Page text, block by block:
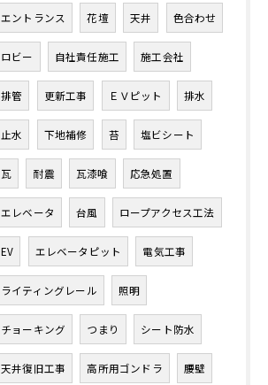
エントランス 花壇 天井 色合わせ
ロビー 自社責任施工 施工会社
排管 更新工事 ＥＶピット 排水
止水 下地補修 苔 塩ビシート
瓦 耐震 瓦漆喰 応急処置
エレベータ 台風 ロープアクセス工法
EV エレベータピット 電気工事
ライティングレール 照明
チョーキング つまり シート防水
天井復旧工事 高所用ゴンドラ 腰壁
お問い合わせはこちら